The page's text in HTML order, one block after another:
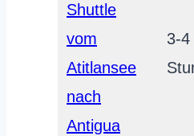
Shuttle
vom
Atitlansee
nach
Antigua
3-4